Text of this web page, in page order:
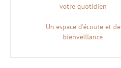
votre quotidien
Un espace d’écoute et de
bienveillance